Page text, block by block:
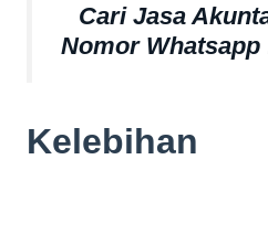
Cari Jasa
Nomor Whatsapp
Kelebihan